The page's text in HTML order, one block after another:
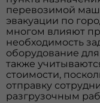
перевозимой
эвакуации по
многом влияют
необходимость
оборудование
также
стоимости,
отправку
разгрузочным